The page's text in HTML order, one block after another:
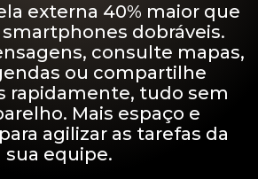
externa 40% maior que
dobráveis.
consulte mapas,
ou compartilhe
rapidamente, tudo sem
Mais espaço e
agilizar as tarefas da
sua equipe.